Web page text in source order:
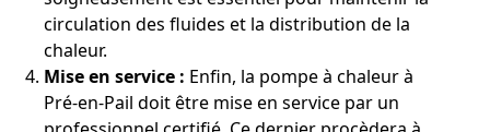
circulation des fluides et la distribution de la
chaleur.
Mise en service : Enfin, la pompe à chaleur à
Pré-en-Pail doit être mise en service par un